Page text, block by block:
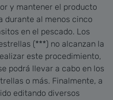
y mantener el producto
durante al menos cinco
en el pescado. Los
(***) no alcanzan la
este procedimiento,
podrá llevar a cabo en los
o más. Finalmente, a
editando diversos